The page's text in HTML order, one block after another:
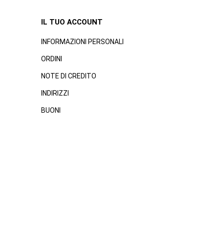
IL TUO ACCOUNT
INFORMAZIONI PERSONALI
ORDINI
NOTE DI CREDITO
INDIRIZZI
BUONI